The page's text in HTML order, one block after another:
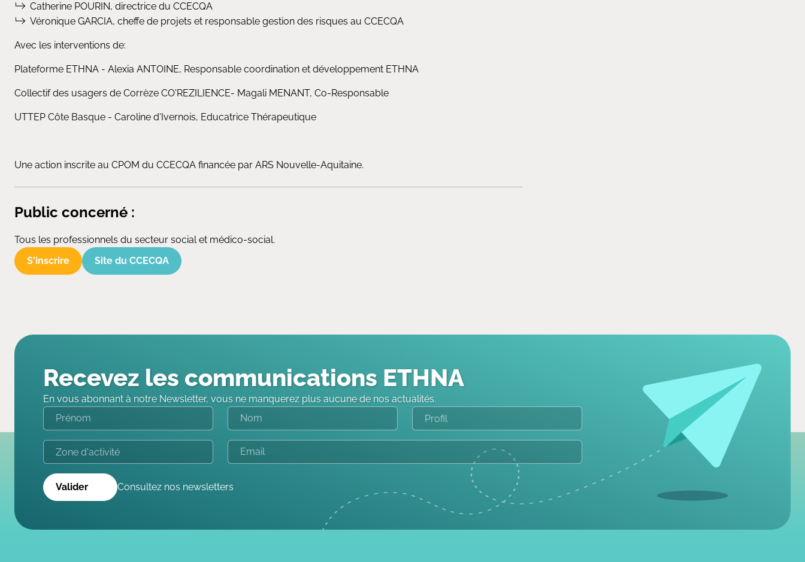
Catherine POURIN, directrice du CCECQA
Véronique GARCIA, cheffe de projets et responsable gestion des risques au CCECQA
Avec les interventions de:
Plateforme ETHNA - Alexia ANTOINE, Responsable coordination et développement ETHNA
Collectif des usagers de Corrèze CO'REZILIENCE- Magali MENANT, Co-Responsable
UTTEP Côte Basque - Caroline d'Ivernois, Educatrice Thérapeutique
Une action inscrite au CPOM du CCECQA financée par ARS Nouvelle-Aquitaine.
Public concerné :
Tous les professionnels du secteur social et médico-social.
S'inscrire
Site du CCECQA
Recevez les communications ETHNA
En vous abonnant à notre Newsletter, vous ne manquerez plus aucune de nos actualités.
Valider Consultez nos newsletters